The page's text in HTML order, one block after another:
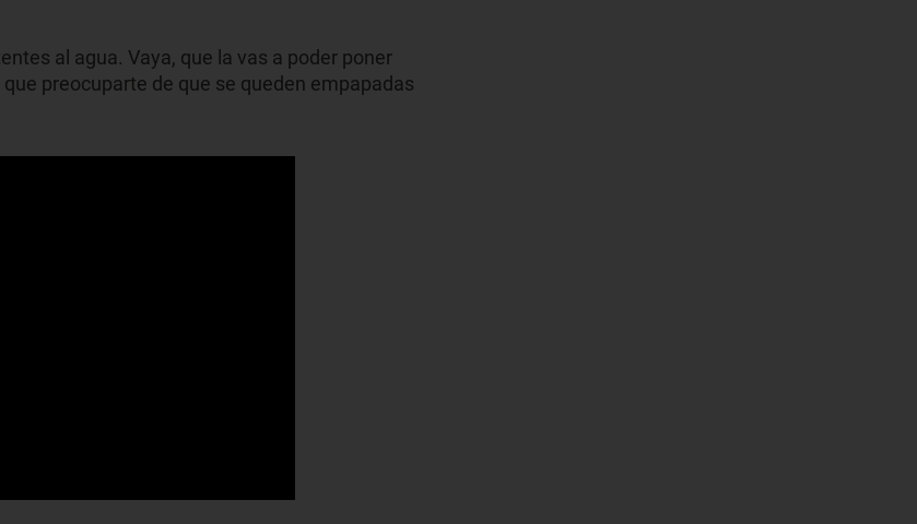
al agua. Vaya, que la vas a poder poner
preocuparte de que se queden empapadas